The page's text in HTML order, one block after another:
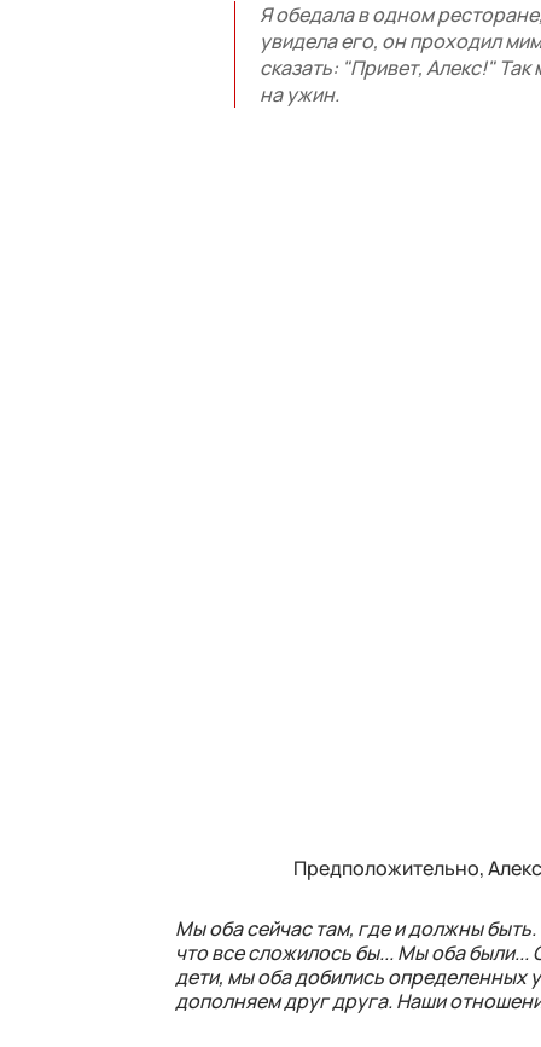
Я обедала в одном
увидела его, он проходил
сказать: "Привет, Алекс!"
на ужин.
Предположительно,
Мы оба сейчас там, где и должны
что все сложилось бы... Мы оба
дети, мы оба добились определенных
дополняем друг друга. Наши